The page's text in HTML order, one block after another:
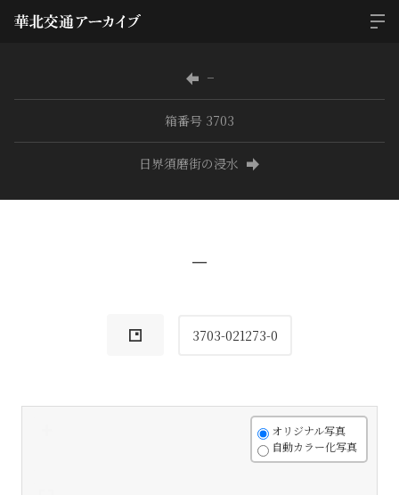
−
箱番号 3703
日界須磨街の浸水
−
3703-021273-0
オリジナル写真
自動カラー化写真